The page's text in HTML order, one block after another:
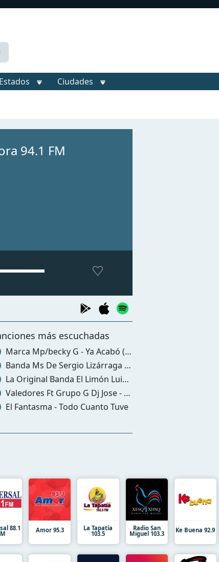
Estados Ciudades
94.1 FM
más escuchadas
Marca Mp/becky G - Ya Acabó (con Becky G)
Banda Ms De Sergio Lizárraga - Me Dejé Ir Con Todo
La Original Banda El Limón Luis Angel El Flaco Homenaje A Salvador Lizárraga - Leña De Pirul
Valedores Ft Grupo G Dj Jose - La Inconforme
El Fantasma - Todo Cuanto Tuve
88.1 Amor 95.3 La Tapatía
103.5
Radio San
Miguel 103.3 Ke Buena 92.9